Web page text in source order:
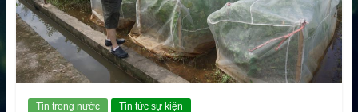
Tin trong nước Tin tức sự kiện